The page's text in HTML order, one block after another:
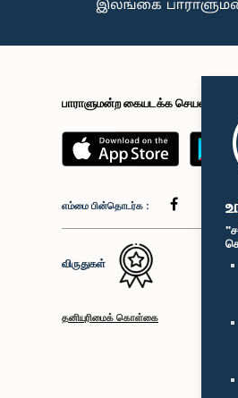
பாராளுமன்ற கையடக்க செயலி
எம்மை பின்தொடர்க :
விருதுகள்
தனியுரிமைக் கொள்கை